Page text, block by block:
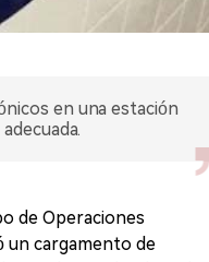
en una estación
de Operaciones
un cargamento de